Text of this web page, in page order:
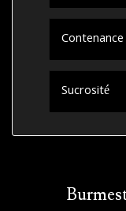
Contenance
Sucrosité